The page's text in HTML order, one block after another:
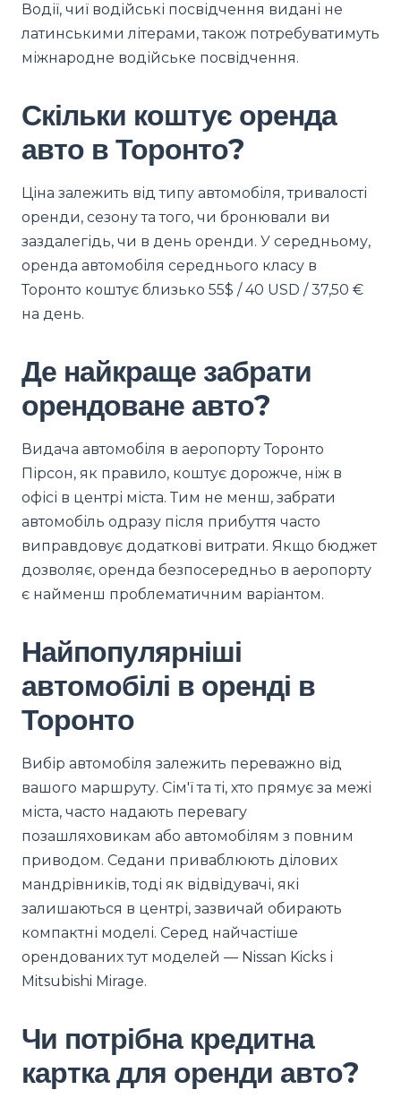
Водії, чиї водійські посвідчення видані не
латинськими літерами, також потребуватимуть
міжнародне водійське посвідчення.
Скільки коштує оренда
авто в Торонто?
Ціна залежить від типу автомобіля, тривалості
оренди, сезону та того, чи бронювали ви
заздалегідь, чи в день оренди. У середньому,
оренда автомобіля середнього класу в
Торонто коштує близько 55$ / 40 USD / 37,50 €
на день.
Де найкраще забрати
орендоване авто?
Видача автомобіля в аеропорту Торонто
Пірсон, як правило, коштує дорожче, ніж в
офісі в центрі міста. Тим не менш, забрати
автомобіль одразу після прибуття часто
виправдовує додаткові витрати. Якщо бюджет
дозволяє, оренда безпосередньо в аеропорту
є найменш проблематичним варіантом.
Найпопулярніші
автомобілі в оренді в
Торонто
Вибір автомобіля залежить переважно від
вашого маршруту. Сім'ї та ті, хто прямує за межі
міста, часто надають перевагу
позашляховикам або автомобілям з повним
приводом. Седани приваблюють ділових
мандрівників, тоді як відвідувачі, які
залишаються в центрі, зазвичай обирають
компактні моделі. Серед найчастіше
орендованих тут моделей — Nissan Kicks і
Mitsubishi Mirage.
Чи потрібна кредитна
картка для оренди авто?